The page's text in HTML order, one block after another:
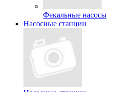
Фекальные насосы
Насосные станции